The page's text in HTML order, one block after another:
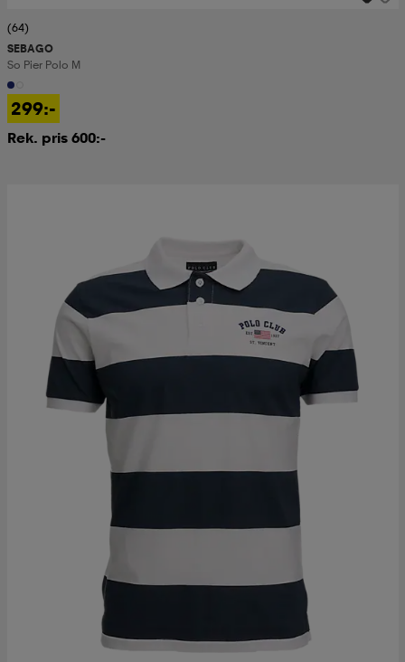
(64)
SEBAGO
So Pier Polo M
299:-
Rek. pris 600:-